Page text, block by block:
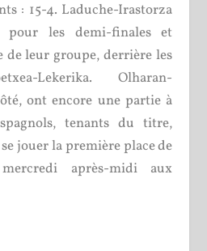
: 15-4. Laduche-Irastorza
pour les demi-finales et
leur groupe, derrière les
Lekerika. Olharan-
ont encore une partie à
tenants du titre,
jouer la première place de
après-midi aux